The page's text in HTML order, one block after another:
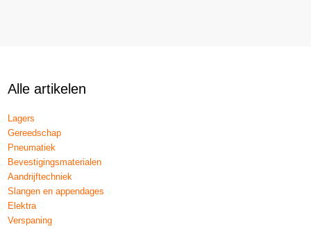
Alle artikelen
Lagers
Gereedschap
Pneumatiek
Bevestigingsmaterialen
Aandrijftechniek
Slangen en appendages
Elektra
Verspaning